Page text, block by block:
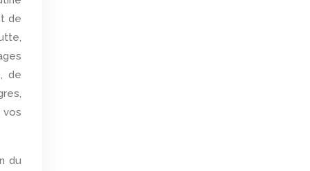
de
de
vos
du